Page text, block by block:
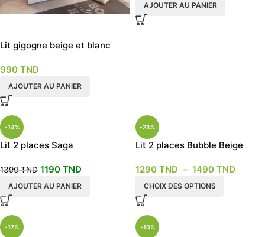
Lit gigogne beige et blanc
990 TND
AJOUTER AU PANIER
AJOUTER AU PANIER
-14%
Lit 2 places Saga
1390TND 1190 TND
AJOUTER AU PANIER
-23%
Lit 2 places Bubble Beige
1290 TND – 1490 TND
CHOIX DES OPTIONS
-17% -10%